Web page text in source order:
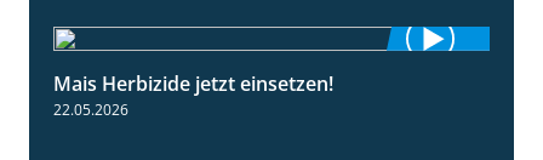
Mais Herbizide jetzt einsetzen!
22.05.2026